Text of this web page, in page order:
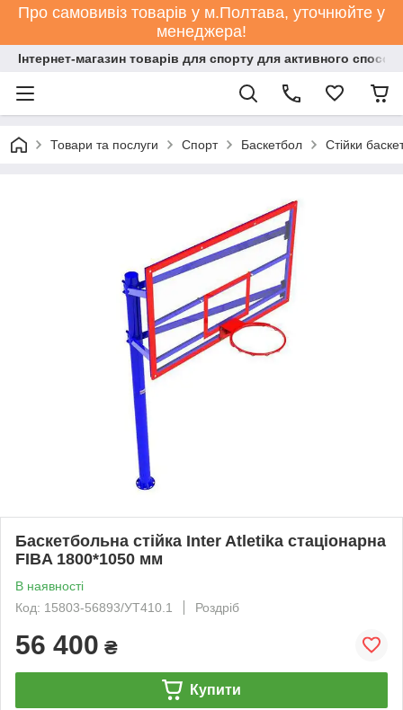
Про самовивіз товарів у м.Полтава, уточнюйте у
менеджера!
Інтернет-магазин товарів для спорту для активного
Товари та послуги Спорт Баскетбол Стійки
Баскетбольна стійка Inter Atletika стаціонарна
FIBA 1800*1050 мм
В наявності
Код: 15803-56893/УТ410.1
Роздріб
56 400 ₴
Купити